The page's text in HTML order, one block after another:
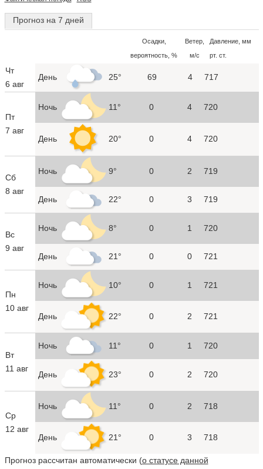
Прогноз на 7 дней
Осадки,
вероятность, %
Ветер,
м/с
Давление, мм
рт. ст.
Чт
6 авг
День 25° 69 4 717
Пт
7 авг
Ночь 11° 0 4 720
День 20° 0 4 720
Сб
8 авг
Ночь 9° 0 2 719
День 22° 0 3 719
Вс
9 авг
Ночь 8° 0 1 720
День 21° 0 0 721
Пн
10 авг
Ночь 10° 0 1 721
День 22° 0 2 721
Вт
11 авг
Ночь 11° 0 1 720
День 23° 0 2 720
Ср
12 авг
Ночь 11° 0 2 718
День 21° 0 3 718
Прогноз рассчитан автоматически (о статусе данной